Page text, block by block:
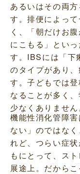
あるいはその両
す。排便によっ
く、「朝だけお
にこもる」とい
す。IBSには「下
のタイプがあり
す。子どもでは
なることが多く
少なくありません
機能性消化管障
ない」のではな
れど、つらい症
もにとって、ス
展途上。だから